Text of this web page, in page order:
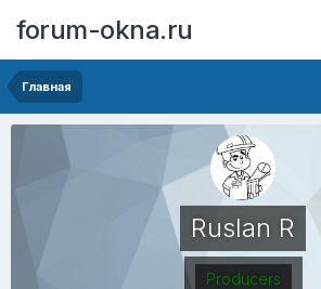
forum-okna.ru
Главная
Ruslan R
Producers